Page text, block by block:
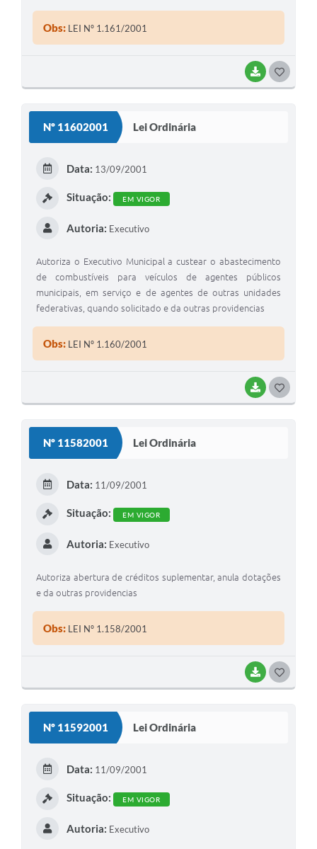
BAIXAR
Obs: LEI Nº 1.161/2001
Nº 11602001 Lei Ordinária
BAIXAR
Data: 13/09/2001
Situação: EM VIGOR
Autoria: Executivo
Autoriza o Executivo Municipal a custear o abastecimento
de combustíveis para veículos de agentes públicos
municipais, em serviço e de agentes de outras unidades
federativas, quando solicitado e da outras providencias
Obs: LEI Nº 1.160/2001
Nº 11582001 Lei Ordinária
BAIXAR
Data: 11/09/2001
Situação: EM VIGOR
Autoria: Executivo
Autoriza abertura de créditos suplementar, anula dotações
e da outras providencias
Obs: LEI Nº 1.158/2001
Nº 11592001 Lei Ordinária
Data: 11/09/2001
Situação: EM VIGOR
Autoria: Executivo